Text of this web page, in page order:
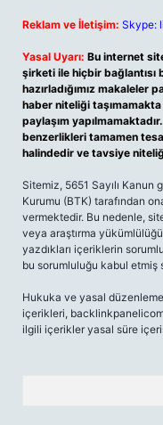
Reklam ve İletişim: Skype:
Yasal Uyarı: Bu internet
şirketi ile hiçbir bağlantısı
hazırladığımız makaleler
haber niteliği
paylaşım
benzerlikleri tamamen
halindedir ve tavsiye
Sitemiz, 5651 Sayılı
Kurumu (BTK) tarafından
vermektedir. Bu nedenle,
veya araştırma
yazdıkları içeriklerin
bu sorumluluğu kabul etmiş
Hukuka ve yasal
içerikleri,
ilgili içerikler yasal süre